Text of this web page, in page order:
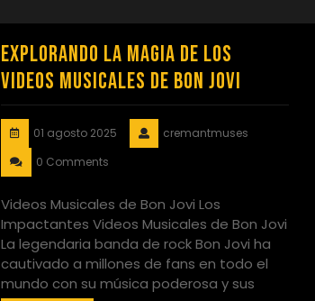
Explorando la Magia de los
Videos Musicales de Bon Jovi
01 agosto 2025
cremantmuses
0 Comments
Videos Musicales de Bon Jovi Los
Impactantes Videos Musicales de Bon Jovi
La legendaria banda de rock Bon Jovi ha
cautivado a millones de fans en todo el
mundo con su música poderosa y sus